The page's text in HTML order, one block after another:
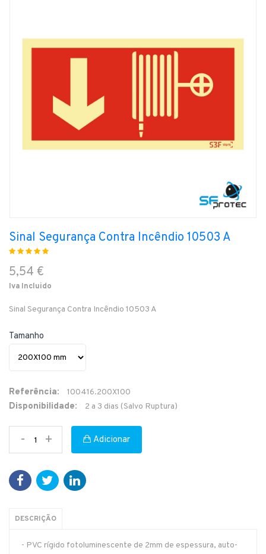
Sinal Segurança Contra Incêndio 10503 A
5,54 €
Iva Incluido
Sinal Segurança Contra Incêndio 10503 A
Tamanho
Referência: 100416.200X100
Disponibilidade: 2 a 3 dias (Salvo Ruptura)
- + Adicionar
DESCRIÇÃO
- PVC rígido fotoluminescente de 2mm de espessura, auto-